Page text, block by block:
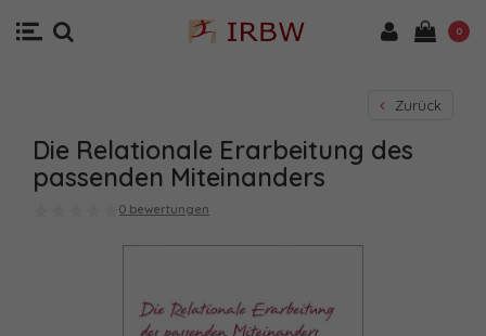
0
Zurück
Die Relationale Erarbeitung des
passenden Miteinanders
0 bewertungen